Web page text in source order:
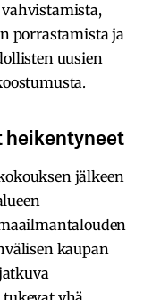
porrastamista ja
uusien
heikentyneet
jälkeen
kaupan